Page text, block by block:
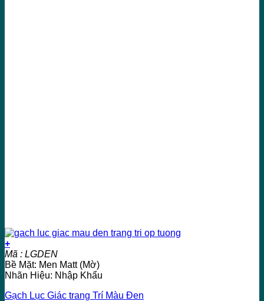
+
Mã : LGDEN
Bề Mặt: Men Matt (Mờ)
Nhãn Hiệu: Nhập Khẩu
Gạch Lục Giác trang Trí Màu Đen